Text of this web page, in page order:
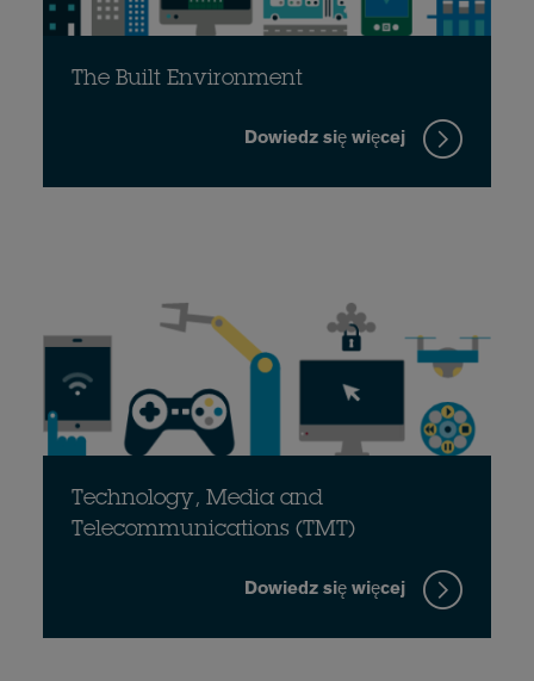
The Built Environment
Dowiedz się więcej
Technology, Media and
Telecommunications (TMT)
Dowiedz się więcej